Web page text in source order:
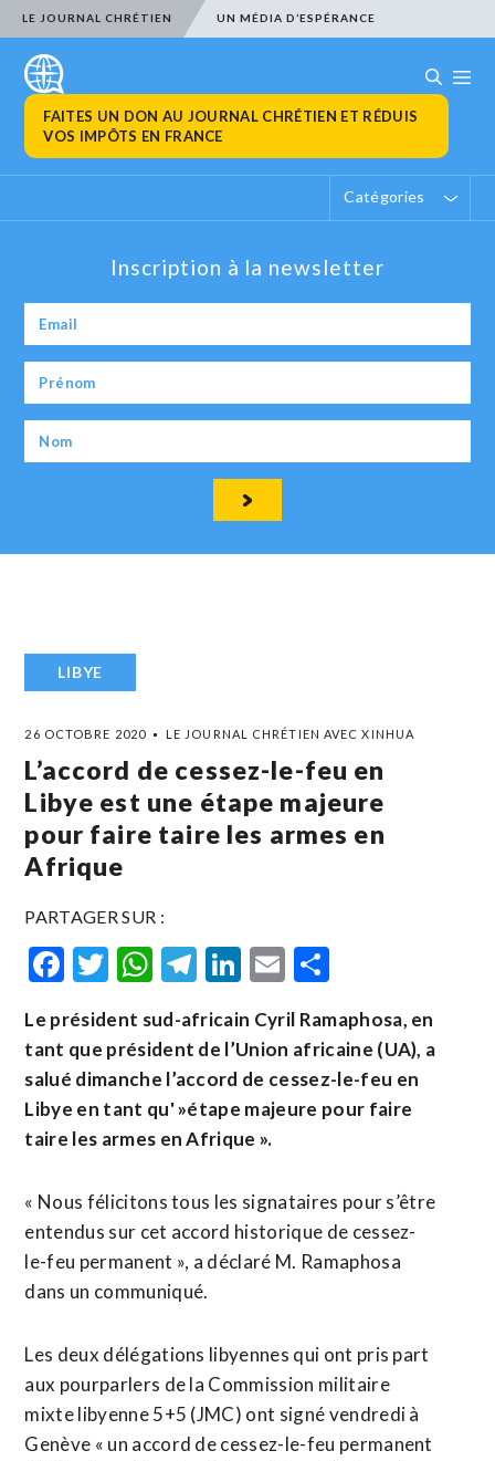
LE JOURNAL CHRÉTIEN UN MÉDIA D’ESPÉRANCE
FAITES UN DON AU JOURNAL CHRÉTIEN ET RÉDUIS
VOS IMPÔTS EN FRANCE
Catégories
Inscription à la newsletter
LIBYE
26 OCTOBRE 2020 LE JOURNAL CHRÉTIEN AVEC XINHUA
L’accord de cessez-le-feu en
Libye est une étape majeure
pour faire taire les armes en
Afrique
PARTAGER SUR :
Facebook
Twitter
WhatsApp
Telegram
LinkedIn
Email
Le président sud-africain Cyril Ramaphosa, en
tant que président de l’Union africaine (UA), a
salué dimanche l’accord de cessez-le-feu en
Libye en tant qu' »étape majeure pour faire
taire les armes en Afrique ».
« Nous félicitons tous les signataires pour s’être
entendus sur cet accord historique de cessez-
le-feu permanent », a déclaré M. Ramaphosa
dans un communiqué.
Les deux délégations libyennes qui ont pris part
aux pourparlers de la Commission militaire
mixte libyenne 5+5 (JMC) ont signé vendredi à
Genève « un accord de cessez-le-feu permanent